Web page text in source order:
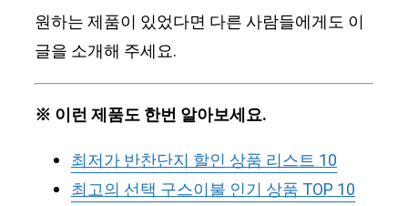
원하는 제품이 있었다면 다른 사람들에게도 이
글을 소개해 주세요.
※ 이런 제품도 한번 알아보세요.
최저가 반찬단지 할인 상품 리스트 10
최고의 선택 구스이불 인기 상품 TOP 10